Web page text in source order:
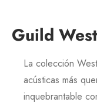
Guild
La colección
acústicas más
inquebrantable